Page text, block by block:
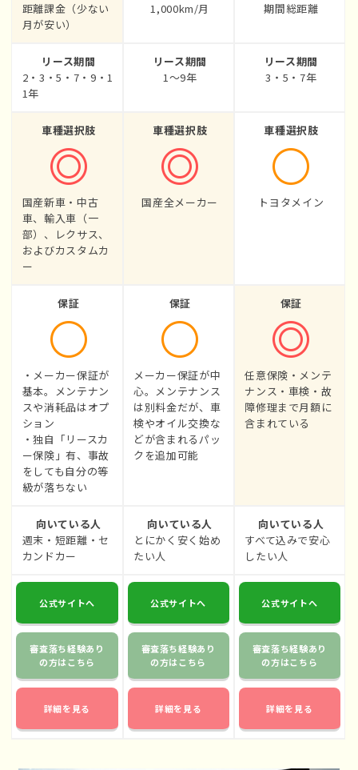
距離課金（少ない
月が安い）
1,000km/月 期間総距離
リース期間
2・3・5・7・9・1
1年
リース期間
1〜9年
リース期間
3・5・7年
車種選択肢
国産新車・中古
車、輸入車（一
部）、レクサス、
およびカスタムカ
ー
車種選択肢
国産全メーカー
車種選択肢
トヨタメイン
保証
・メーカー保証が
基本。メンテナン
スや消耗品はオプ
ション
・独自「リースカ
ー保険」有、事故
をしても自分の等
級が落ちない
保証
メーカー保証が中
心。メンテナンス
は別料金だが、車
検やオイル交換な
どが含まれるパッ
クを追加可能
保証
任意保険・メンテ
ナンス・車検・故
障修理まで月額に
含まれている
向いている人
週末・短距離・セ
カンドカー
向いている人
とにかく安く始め
たい人
向いている人
すべて込みで安心
したい人
公式サイトへ
審査落ち経験あり
の方はこちら
詳細を見る
公式サイトへ
審査落ち経験あり
の方はこちら
詳細を見る
公式サイトへ
審査落ち経験あり
の方はこちら
詳細を見る